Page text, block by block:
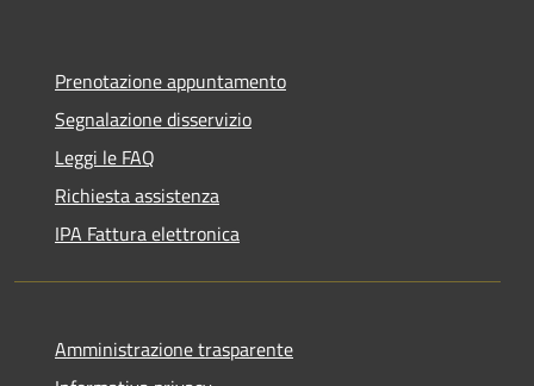
Prenotazione appuntamento
Segnalazione disservizio
Leggi le FAQ
Richiesta assistenza
IPA Fattura elettronica
Amministrazione trasparente